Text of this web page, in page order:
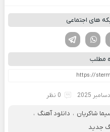
های اجتماعی
لینکدین تویتر
مطلب
0 نظر
شاکریان ، دانلود آهنگ ،
جدید